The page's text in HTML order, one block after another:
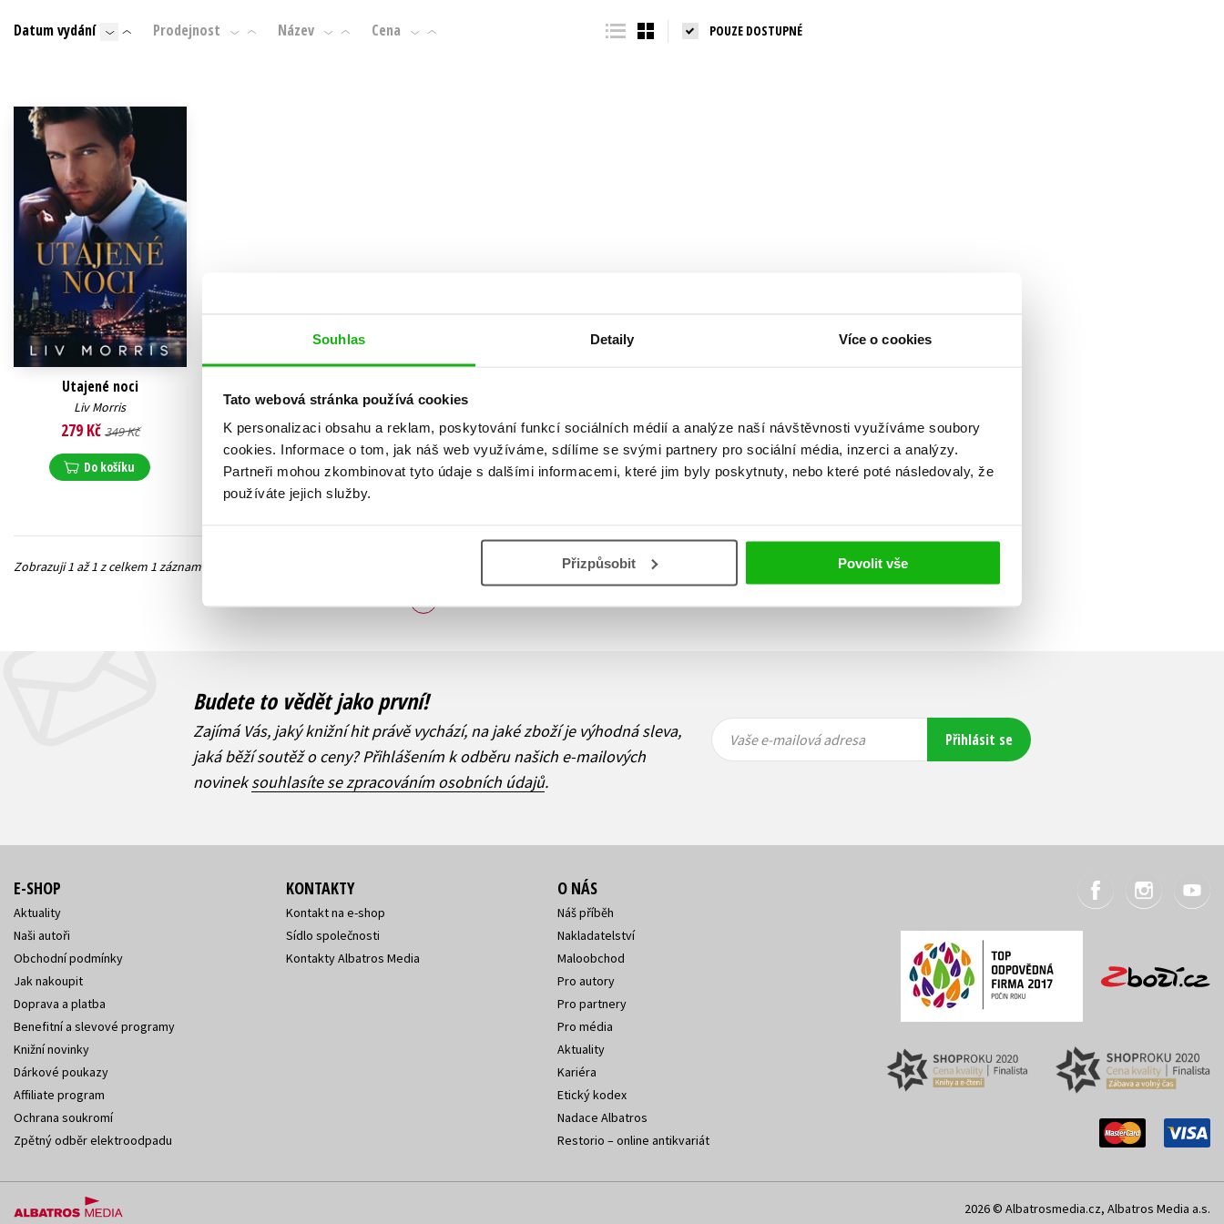
Souhlas Detaily Více o cookies
Tato webová stránka používá cookies
K personalizaci obsahu a reklam, poskytování funkcí sociálních médií a analýze naší návštěvnosti využíváme soubory
cookies. Informace o tom, jak náš web využíváme, sdílíme se svými partnery pro sociální média, inzerci a analýzy.
Partneři mohou zkombinovat tyto údaje s dalšími informacemi, které jim byly poskytnuty, nebo které poté následovaly, že
používáte jejich služby.
Přizpůsobit Povolit vše
Beletrie pro děti
Byznys a ekonomie
Jazyky
Populárně - naučné pro děti
Young adult (SK)
Datum vydání Prodejnost Název Cena POUZE DOSTUPNÉ
Utajené noci
Liv Morris
279 Kč 349 Kč
Do košíku
Zobraz záznamů
Zobrazuji 1 až 1 z celkem 1 záznamů
Budete to vědět jako první!
Zajímá Vás, jaký knižní hit právě vychází, na jaké zboží je výhodná sleva,
jaká běží soutěž o ceny? Přihlášením k odběru našich e-mailových
novineksouhlasíte se zpracováním osobních údajů.
Vaše e-
mailová
Vaše e-
mailová
Vaše e-mailová adresa Přihlásit se
E-SHOP
Aktuality
Naši autoři
Obchodní podmínky
Jak nakoupit
Doprava a platba
Benefitní a slevové programy
Knižní novinky
Dárkové poukazy
Affiliate program
Ochrana soukromí
Zpětný odběr elektroodpadu
KONTAKTY
Kontakt na e-shop
Sídlo společnosti
Kontakty Albatros Media
O NÁS
Náš příběh
Nakladatelství
Maloobchod
Pro autory
Pro partnery
Pro média
Aktuality
Kariéra
Etický kodex
Nadace Albatros
Restorio – online antikvariát
2026 © Albatrosmedia.cz, Albatros Media a.s.